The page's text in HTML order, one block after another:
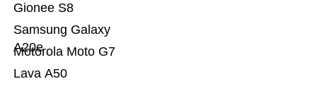
Lava A50
Motorola Moto G7
Samsung Galaxy
A20e
Gionee S8